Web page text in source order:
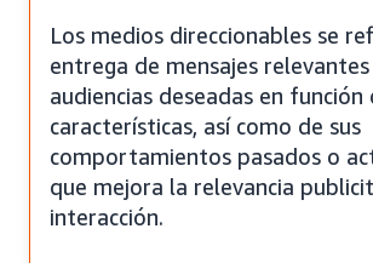
Los medios direccionables se
entrega de mensajes
audiencias deseadas en función
características, así como de sus
comportamientos pasados o
que mejora la relevancia
interacción.